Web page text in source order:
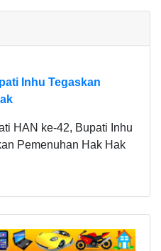
Inhu Tegaskan
HAN ke-42, Bupati Inhu
Pemenuhan Hak Hak